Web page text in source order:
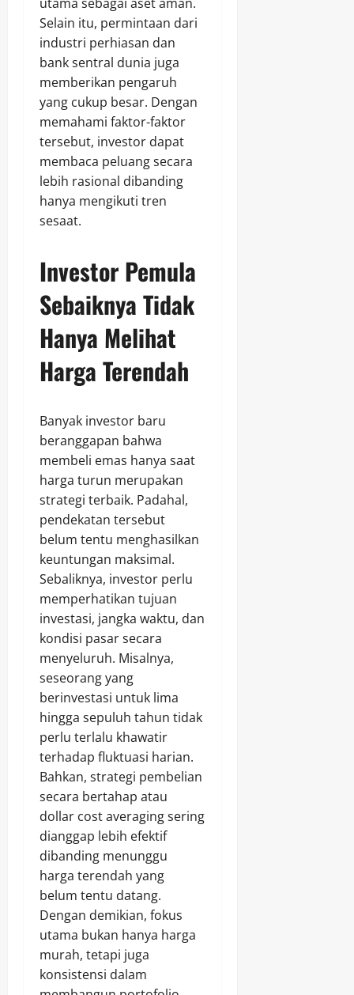
utama sebagai aset aman.
Selain itu, permintaan dari
industri perhiasan dan
bank sentral dunia juga
memberikan pengaruh
yang cukup besar. Dengan
memahami faktor-faktor
tersebut, investor dapat
membaca peluang secara
lebih rasional dibanding
hanya mengikuti tren
sesaat.
Investor Pemula
Sebaiknya Tidak
Hanya Melihat
Harga Terendah
Banyak investor baru
beranggapan bahwa
membeli emas hanya saat
harga turun merupakan
strategi terbaik. Padahal,
pendekatan tersebut
belum tentu menghasilkan
keuntungan maksimal.
Sebaliknya, investor perlu
memperhatikan tujuan
investasi, jangka waktu, dan
kondisi pasar secara
menyeluruh. Misalnya,
seseorang yang
berinvestasi untuk lima
hingga sepuluh tahun tidak
perlu terlalu khawatir
terhadap fluktuasi harian.
Bahkan, strategi pembelian
secara bertahap atau
dollar cost averaging sering
dianggap lebih efektif
dibanding menunggu
harga terendah yang
belum tentu datang.
Dengan demikian, fokus
utama bukan hanya harga
murah, tetapi juga
konsistensi dalam